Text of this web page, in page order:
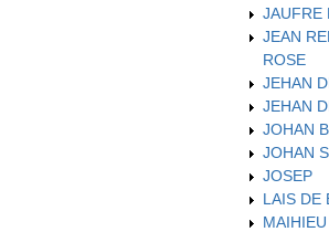
JAUFRE
JEAN
ROSE
JEHAN
JEHAN
JOHAN
JOHAN
JOSEP
LAIS DE